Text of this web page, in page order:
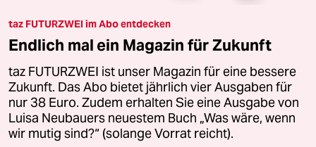
taz FUTURZWEI im Abo entdecken
Endlich mal ein Magazin für Zukunft
taz FUTURZWEI ist unser Magazin für eine bessere
Zukunft. Das Abo bietet jährlich vier Ausgaben für
nur 38 Euro. Zudem erhalten Sie eine Ausgabe von
Luisa Neubauers neuestem Buch „Was wäre, wenn
wir mutig sind?“ (solange Vorrat reicht).